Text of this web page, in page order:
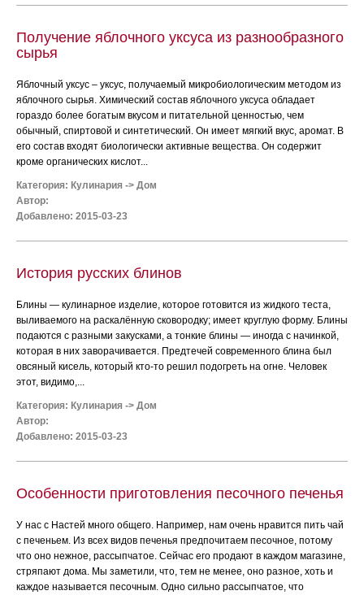
Получение яблочного уксуса из разнообразного
сырья
Яблочный уксус – уксус, получаемый микробиологическим методом из
яблочного сырья. Химический состав яблочного уксуса обладает
гораздо более богатым вкусом и питательной ценностью, чем
обычный, спиртовой и синтетический. Он имеет мягкий вкус, аромат. В
его состав входят биологически активные вещества. Он содержит
кроме органических кислот...
Категория: Кулинария -> Дом
Автор:
Добавлено: 2015-03-23
История русских блинов
Блины — кулинарное изделие, которое готовится из жидкого теста,
выливаемого на раскалённую сковородку; имеет круглую форму. Блины
подаются с разными закусками, а тонкие блины — иногда с начинкой,
которая в них заворачивается. Предтечей современного блина был
овсяный кисель, который кто-то решил подогреть на огне. Человек
этот, видимо,...
Категория: Кулинария -> Дом
Автор:
Добавлено: 2015-03-23
Особенности приготовления песочного печенья
У нас с Настей много общего. Например, нам очень нравится пить чай
с печеньем. Из всех видов печенья предпочитаем песочное, потому
что оно нежное, рассыпчатое. Сейчас его продают в каждом магазине,
стряпают дома. Мы заметили, что, тем не менее, оно разное, хоть и
каждое называется песочным. Одно сильно рассыпчатое, что